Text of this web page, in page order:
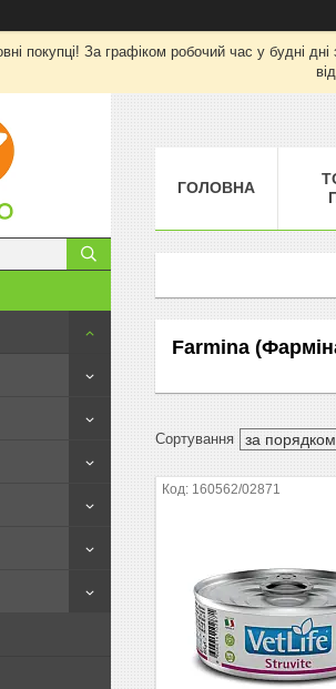
покупці! За графіком робочий час у будні
ГОЛОВНА
Farmina
160562/02871